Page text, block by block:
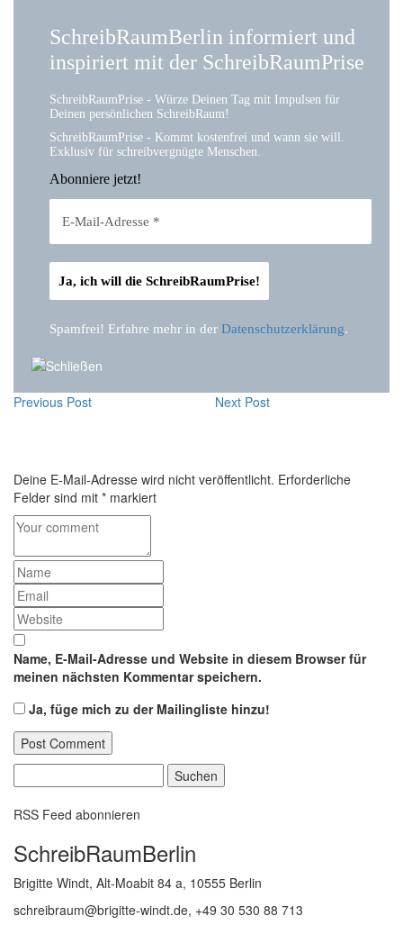
SchreibRaumBerlin informiert und
inspiriert mit der SchreibRaumPrise
SchreibRaumPrise - Würze Deinen Tag mit Impulsen für
Deinen persönlichen SchreibRaum!
SchreibRaumPrise - Kommt kostenfrei und wann sie will.
Exklusiv für schreibvergnügte Menschen.
Abonniere jetzt!
Spamfrei! Erfahre mehr in der Datenschutzerklärung.
Previous Post Next Post
Deine E-Mail-Adresse wird nicht veröffentlicht. Erforderliche
Felder sind mit * markiert
Name, E-Mail-Adresse und Website in diesem Browser für
meinen nächsten Kommentar speichern.
Ja, füge mich zu der Mailingliste hinzu!
nach:
RSS Feed abonnieren
SchreibRaumBerlin
Brigitte Windt, Alt-Moabit 84 a, 10555 Berlin
schreibraum@brigitte-windt.de, +49 30 530 88 713